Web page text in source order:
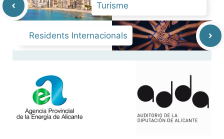
Turisme
Residents Internacionals